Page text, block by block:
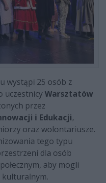
wystąpi 25 osób z
uczestnicyWarsztatów
przez
i Edukacji,
oraz wolontariusze.
tego typu
dla osób
aby mogli
kulturalnym.